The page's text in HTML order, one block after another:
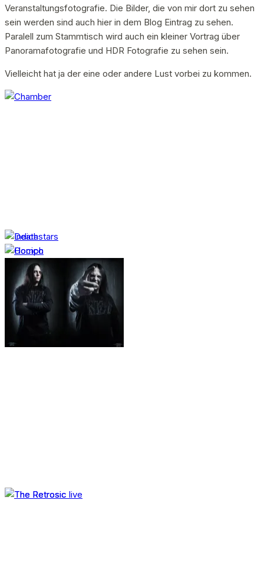
Veranstaltungsfotografie. Die Bilder, die von mir dort zu sehen
sein werden sind auch hier in dem Blog Eintrag zu sehen.
Paralell zum Stammtisch wird auch ein kleiner Vortrag über
Panoramafotografie und HDR Fotografie zu sehen sein.
Vielleicht hat ja der eine oder andere Lust vorbei zu kommen.